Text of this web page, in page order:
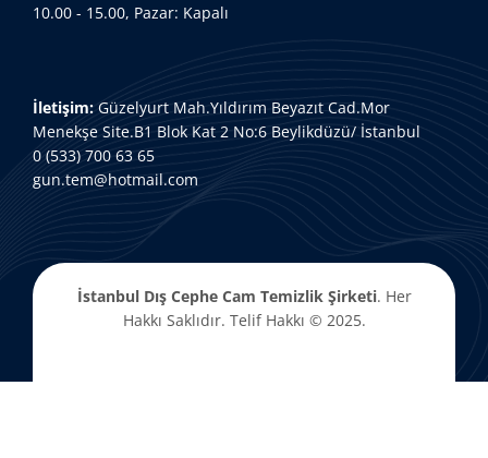
10.00 - 15.00, Pazar: Kapalı
İletişim: Güzelyurt Mah.Yıldırım Beyazıt Cad.Mor
Menekşe Site.B1 Blok Kat 2 No:6 Beylikdüzü/ İstanbul
0 (533) 700 63 65
gun.tem@hotmail.com
İstanbul Dış Cephe Cam Temizlik Şirketi. Her
Hakkı Saklıdır. Telif Hakkı © 2025.